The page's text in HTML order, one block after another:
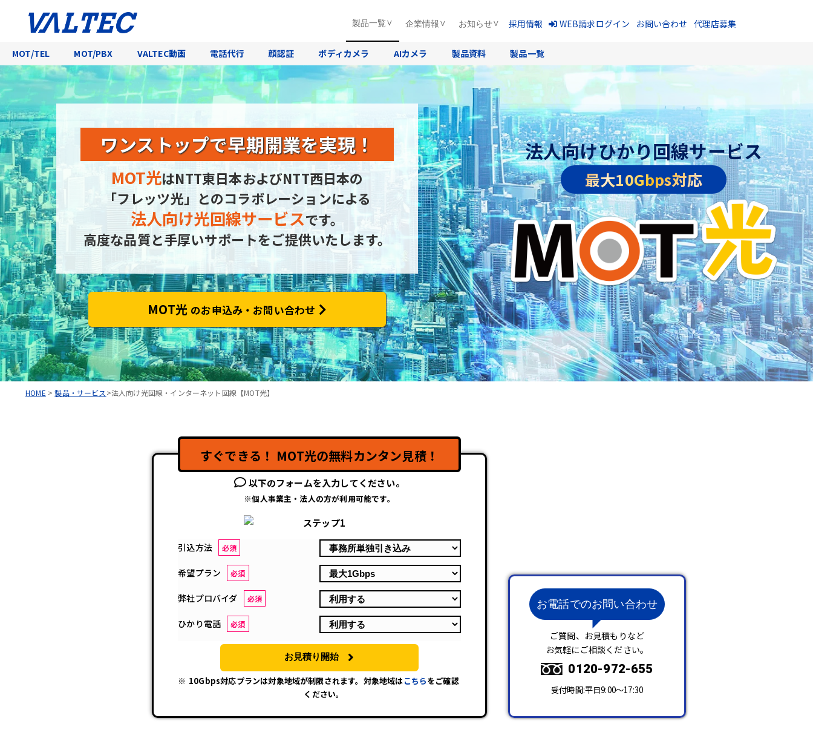
製品一覧
MOT/TEL MOT/PBX VALTEC動画 電話代行 顔認証 ボディカメラ AIカメラ 製品資料 製品一覧
企業情報 お知らせ 採用情報 WEB請求ログイン お問い合わせ 代理店募集
法人向けひかり回線サービス
最大10Gbps対応
ワンストップで早期開業を実現！
MOT光はNTT東日本およびNTT西日本の
「フレッツ光」とのコラボレーションによる
法人向け光回線サービスです。
高度な品質と手厚いサポートをご提供いたします。
MOT光 のお申込み・お問い合わせ
HOME >製品・サービス >法人向け光回線・インターネット回線【MOT光】
すぐできる！ MOT光の無料カンタン見積！
以下のフォームを入力してください。
※個人事業主・法人の方が利用可能です。
引込方法 必須
希望プラン 必須
弊社プロバイダ 必須
ひかり電話 必須
お見積り開始
10Gbps対応プランは対象地域が制限されます。対象地域はこちらをご確認
ください。
お電話でのお問い合わせ
ご質問、お見積もりなど
お気軽にご相談ください。
0120-972-655
受付時間:平日9:00～17:30